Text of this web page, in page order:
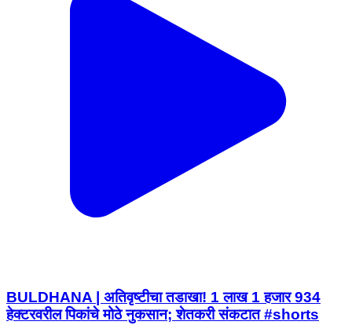
BULDHANA | अतिवृष्टीचा तडाखा! 1 लाख 1 हजार 934
हेक्टरवरील पिकांचे मोठे नुकसान; शेतकरी संकटात #shorts